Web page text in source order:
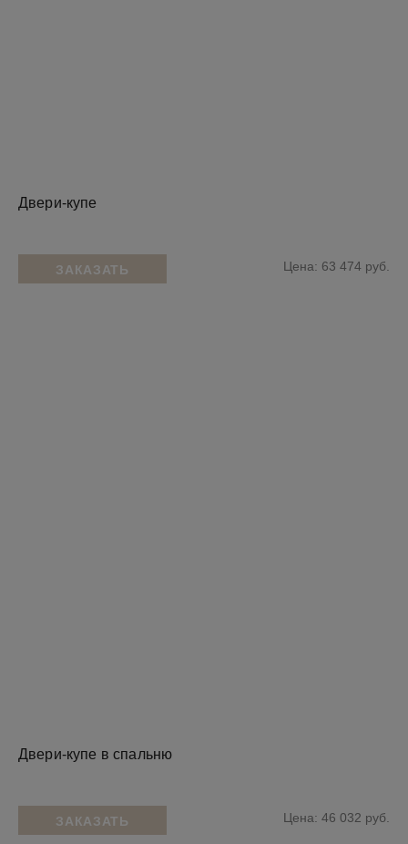
Двери-купе
ЗАКАЗАТЬ Цена: 63 474 руб.
Двери-купе в спальню
ЗАКАЗАТЬ Цена: 46 032 руб.